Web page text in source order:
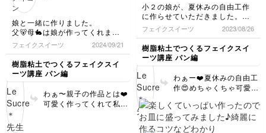
娘と一緒に作りました。
父🐻母🐇は娘が作ってくれまし
た。
楽しかったです。
フェイクスイーツ 2024/09/21
樹脂粘土でつくるフェイクスイ
ーツ講座 パン編
わぁ〜親子の作品とは❤️
可愛く作ってくれて私ま
小２の娘が、夏休みの自由工作
に作らせていただきました。
何度もやり直していましたが、
根気強く先生の動画を見ながら
制作して、満足のいく仕上がり
になったようです。
ありがとうございました！
フェイクスイーツ 2023/08/26
樹脂粘土でつくるフェイクスイ
ーツ講座 パン編
わぁー❤️夏休みの自由工
作😍めちゃくちゃ可愛く
年生とは思えないほどの
完成度でびっくりです
💕 くまさんとうさぎさ